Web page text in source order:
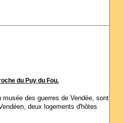
du Puy du Fou.
des guerres de Vendée, sont
deux logements d'hôtes